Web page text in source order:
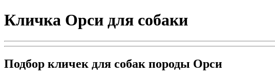
Кличка Орси для собаки
Подбор кличек для собак породы Орси